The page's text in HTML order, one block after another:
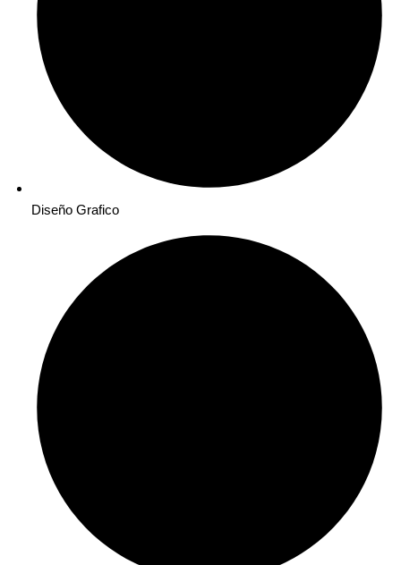
Diseño Grafico